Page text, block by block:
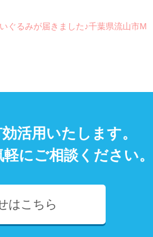
ぐるみが届きました♪千葉県流山市M
活用いたします。
にご相談ください。
はこちら